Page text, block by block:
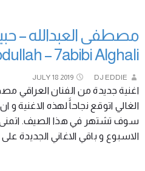
– 7abibi Alghali
JULY 18 2019 DJ EDDIE
اغنية جديدة من الفنان العراقي
الغالي اتوقع نجاحاًَ لهذه الاغنية و
سوف تشتهر في هذا الصيف. اتمنى
الاسبوع و باقي الاغاني الجديدة